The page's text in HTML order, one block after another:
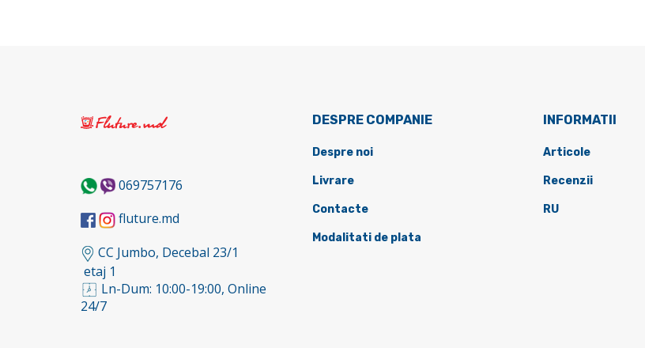
069757176
fluture.md
CC Jumbo, Decebal 23/1
etaj 1
Ln-Dum: 10:00-19:00, Online
24/7
DESPRE COMPANIE
Despre noi
Livrare
Contacte
Modalitati de plata
INFORMATII
Articole
Recenzii
RU